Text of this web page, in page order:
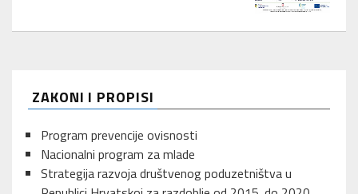
ZAKONI I PROPISI
Program prevencije ovisnosti
Nacionalni program za mlade
Strategija razvoja društvenog poduzetništva u